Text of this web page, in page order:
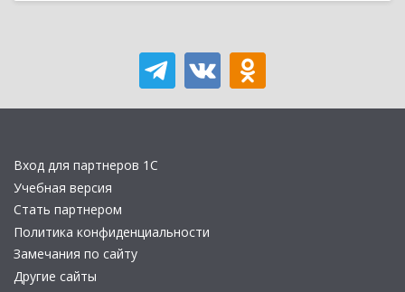
Вход для партнеров 1С
Учебная версия
Стать партнером
Политика конфиденциальности
Замечания по сайту
Другие сайты